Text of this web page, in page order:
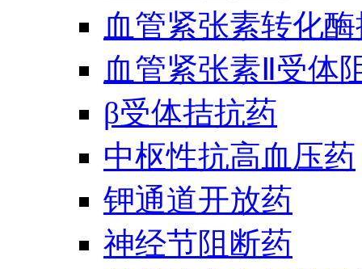
血管紧张素转化
血管紧张素Ⅱ受体
β受体拮抗药
中枢性抗高血压药
钾通道开放药
神经节阻断药